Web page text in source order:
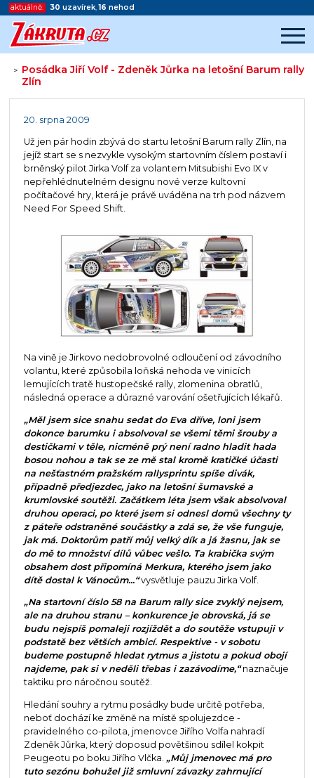
aktuálně: 30 uzavírek,16 nehod
> Posádka Jiří Volf - Zdeněk Jůrka na letošní Barum rally
Zlín
Začátek reklamy
20. srpna 2009
Už jen pár hodin zbývá do startu letošní Barum rally Zlín, na
jejíž start se s nezvykle vysokým startovním číslem postaví i
brněnský pilot Jirka Volf za volantem Mitsubishi Evo IX v
nepřehlédnutelném designu nové verze kultovní
počítačové hry, která je právě uváděna na trh pod názvem
Need For Speed Shift.
Na vině je Jirkovo nedobrovolné odloučení od závodního
volantu, které způsobila loňská nehoda ve vinicích
lemujících tratě hustopečské rally, zlomenina obratlů,
následná operace a důrazné varování ošetřujících lékařů.
„Měl jsem sice snahu sedat do Eva dříve, loni jsem
dokonce barumku i absolvoval se všemi těmi šrouby a
destičkami v těle, nicméně prý není radno hladit hada
bosou nohou a tak se ze mě stal kromě kratičké účasti
na nešťastném pražském rallysprintu spíše divák,
případně předjezdec, jako na letošní šumavské a
krumlovské soutěži. Začátkem léta jsem však absolvoval
druhou operaci, po které jsem si odnesl domů všechny ty
z páteře odstraněné součástky a zdá se, že vše funguje,
jak má. Doktorům patří můj velký dík a já žasnu, jak se
do mě to množství dílů vůbec vešlo. Ta krabička svým
obsahem dost připomíná Merkura, kterého jsem jako
dítě dostal k Vánocům...“vysvětluje pauzu Jirka Volf.
„Na startovní číslo 58 na Barum rally sice zvyklý nejsem,
ale na druhou stranu – konkurence je obrovská, já se
budu nejspíš pomaleji rozjíždět a do soutěže vstupuji v
podstatě bez větších ambicí. Respektive - v sobotu
budeme postupně hledat rytmus a jistotu a pokud obojí
najdeme, pak si v neděli třebas i zazávodíme,“naznačuje
taktiku pro náročnou soutěž.
Hledání souhry a rytmu posádky bude určitě potřeba,
neboť dochází ke změně na místě spolujezdce -
pravidelného co-pilota, jmenovce Jiřího Volfa nahradí
Zdeněk Jůrka, který doposud povětšinou sdílel kokpit
Peugeotu po boku Jiřího Vlčka. „Můj jmenovec má pro
tuto sezónu bohužel již smluvní závazky zahrnující